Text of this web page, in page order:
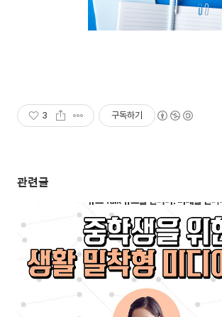
3 구독하기
관련글